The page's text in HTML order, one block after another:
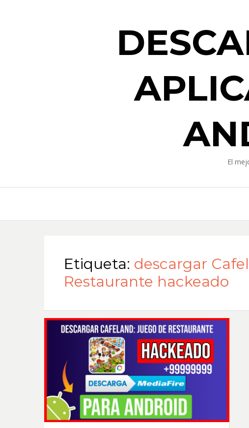
El
Etiqueta: descargar
Restaurante hackeado